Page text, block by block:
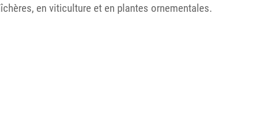
en viticulture et en plantes ornementales.